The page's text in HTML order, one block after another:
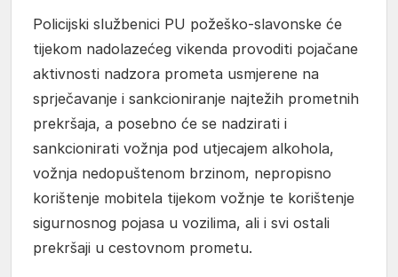
Policijski službenici PU požeško-slavonske će
tijekom nadolazećeg vikenda provoditi pojačane
aktivnosti nadzora prometa usmjerene na
sprječavanje i sankcioniranje najtežih prometnih
prekršaja, a posebno će se nadzirati i
sankcionirati vožnja pod utjecajem alkohola,
vožnja nedopuštenom brzinom, nepropisno
korištenje mobitela tijekom vožnje te korištenje
sigurnosnog pojasa u vozilima, ali i svi ostali
prekršaji u cestovnom prometu.